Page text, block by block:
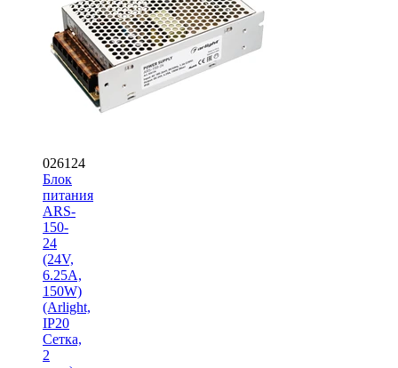
026124
Блок
питания
ARS-
150-
24
(24V,
6.25A,
150W)
(Arlight,
IP20
Сетка,
2